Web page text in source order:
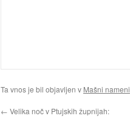
Ta vnos je bil objavljen v Mašni nameni
← Velika noč v Ptujskih župnijah: